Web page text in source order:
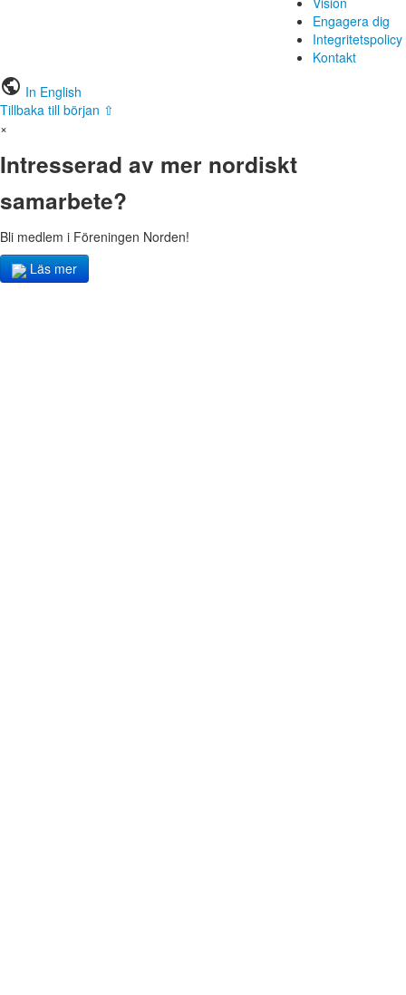
Engagera dig
Integritetspolicy
Kontakt
public In English
Tillbaka till början ⇧
×
Intresserad av mer nordiskt
samarbete?
Bli medlem i Föreningen Norden!
Läs mer